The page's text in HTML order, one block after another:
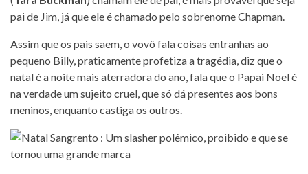
pai de Jim, já que ele é chamado pelo sobrenome Chapman.
Assim que os pais saem, o vovô fala coisas entranhas ao
pequeno Billy, praticamente profetiza a tragédia, diz que o
natal é a noite mais aterradora do ano, fala que o Papai Noel é
na verdade um sujeito cruel, que só dá presentes aos bons
meninos, enquanto castiga os outros.